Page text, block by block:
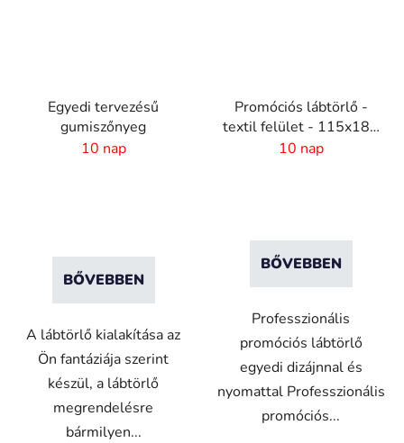
Egyedi tervezésű
gumiszőnyeg
10 nap
BŐVEBBEN
A lábtörlő kialakítása az
Ön fantáziája szerint
készül, a lábtörlő
megrendelésre
bármilyen...
Promóciós lábtörlő -
textil felület - 115x180
cm
10 nap
BŐVEBBEN
Professzionális
promóciós lábtörlő
egyedi dizájnnal és
nyomattal Professzionális
promóciós...